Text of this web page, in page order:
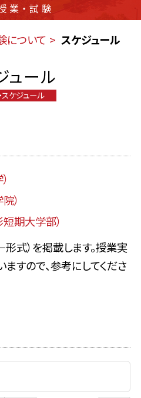
業・試験
について スケジュール
ュール
スケジュール
）
期大学部）
式）を掲載します。授業実
すので、参考にしてくださ